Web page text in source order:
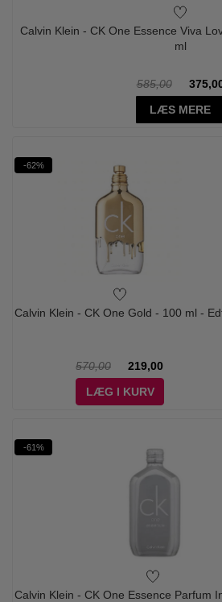
Calvin Klein - CK One Essence Viva
ml
585,00
LÆS MERE
-62%
Calvin Klein - CK One Gold - 100 ml -
570,00
219,00
LÆG I KURV
-61%
Calvin Klein - CK One Essence Parfum